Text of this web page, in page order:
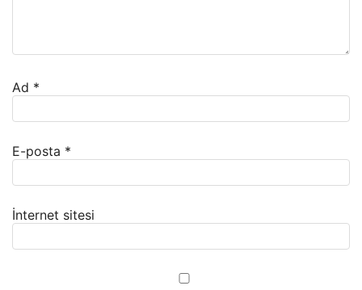
Ad *
E-posta *
İnternet sitesi